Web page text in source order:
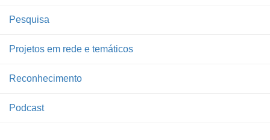
Pesquisa
Projetos em rede e temáticos
Reconhecimento
Podcast